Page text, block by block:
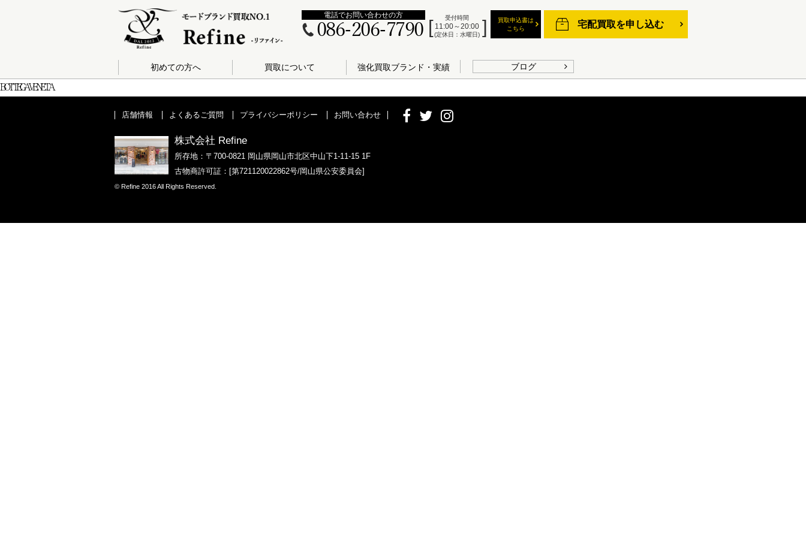
宅配買取を申し込む
買取申込書は
こちら
受付時間
11:00～20:00
(定休日：水曜日)
電話でお問い合わせの方
086-206-7790
初めての方へ 買取について 強化買取ブランド・実績 ブログ
BOTTEGA VENETA
店舗情報 よくあるご質問 プライバシーポリシー お問い合わせ
株式会社 Refine
所存地：〒700-0821 岡山県岡山市北区中山下1-11-15 1F
古物商許可証：[第721120022862号/岡山県公安委員会]
© Refine 2016 All Rights Reserved.